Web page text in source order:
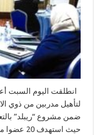
انطلقت اليوم السبت
لتأهيل مدربين من ذوي
ضمن مشروع “ريبلد”
حيث